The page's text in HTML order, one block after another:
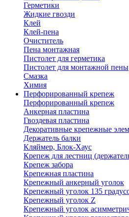
Герметики
Жидкие гвозди
Клей
Клей-пена
Очиститель
Пена монтажная
Пистолет для герметика
Пистолет для монтажной пены
Смазка
Химия
Перфорированный крепеж
Перфорированный крепеж
Анкерная пластина
Гвоздевая пластина
Декоративные крепежные
Держатель балки
Кляймер, Блок-Хаус
Крепеж для лестниц
Крепеж забора
Крепежная пластина
Крепежный анкерный уголок
Крепежный уголок 135
Крепежный уголок Z
Крепежный уголок